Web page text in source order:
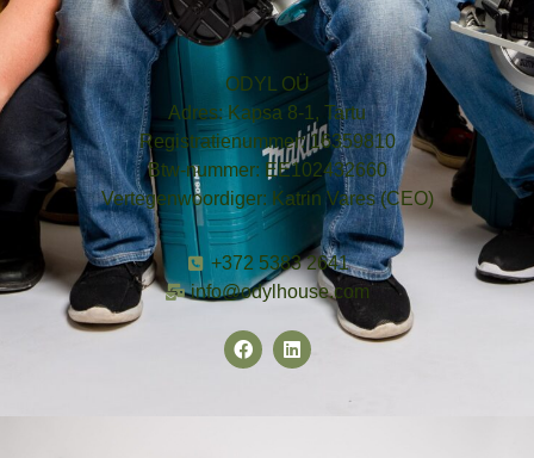
ODYL OÜ
Adres: Kapsa 8-1, Tartu
Registratienummer: 16359810
Btw-nummer: EE102432660
Vertegenwoordiger: Katrin Vares (CEO)
​+372 5383 2641
info@odylhouse.com